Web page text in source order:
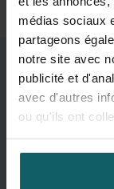
médias sociaux
partageons
notre site avec
publicité et
avec d'autres
ou qu'ils ont
Thèmes